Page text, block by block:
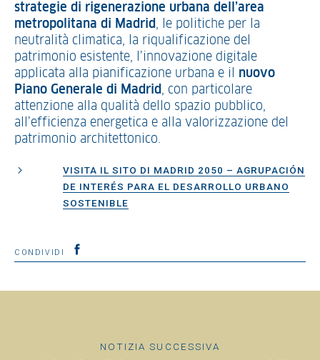
strategie di rigenerazione urbana dell’area
metropolitana di Madrid, le politiche per la
neutralità climatica, la riqualificazione del
patrimonio esistente, l’innovazione digitale
applicata alla pianificazione urbana e il nuovo
Piano Generale di Madrid, con particolare
attenzione alla qualità dello spazio pubblico,
all’efficienza energetica e alla valorizzazione del
patrimonio architettonico.
VISITA IL SITO DI MADRID 2050 – AGRUPACIÓN
DE INTERÉS PARA EL DESARROLLO URBANO
SOSTENIBLE
CONDIVIDI
NOTIZIA SUCCESSIVA